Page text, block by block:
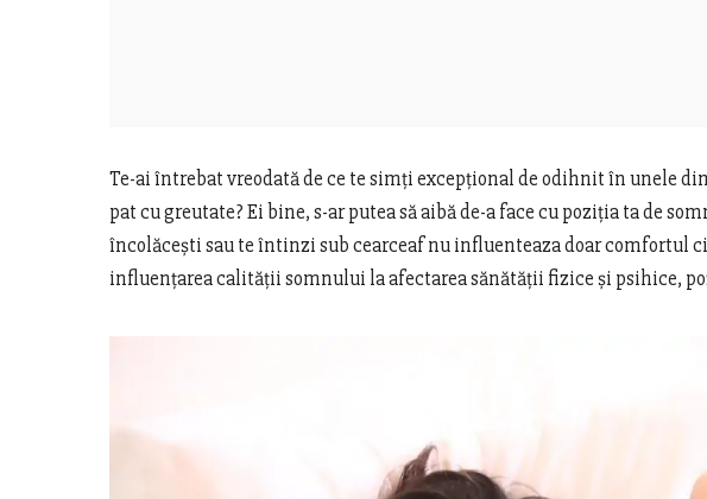
Te-ai întrebat vreodată de ce te simți excepțional de odihnit în unele
pat cu greutate? Ei bine, s-ar putea să aibă de-a face cu poziția ta de
încolăcești sau te întinzi sub cearceaf nu influenteaza doar comfortul ci
influențarea calității somnului la afectarea sănătății fizice și psihice,